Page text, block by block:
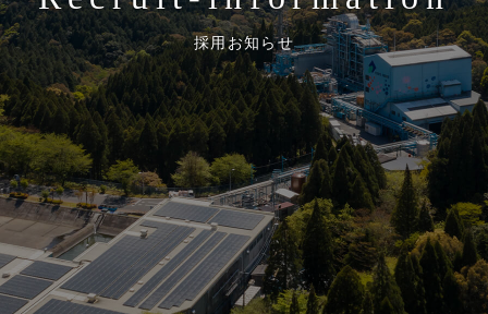
採用お知らせ